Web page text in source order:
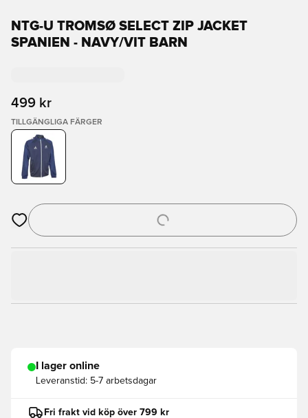
NTG-U TROMSØ SELECT ZIP JACKET
SPANIEN - NAVY/VIT BARN
499 kr
TILLGÄNGLIGA FÄRGER
Öppnar en Modal för att logga in eller registrera dig som
I lager online
Leveranstid: 5-7 arbetsdagar
Fri frakt vid köp över 799 kr